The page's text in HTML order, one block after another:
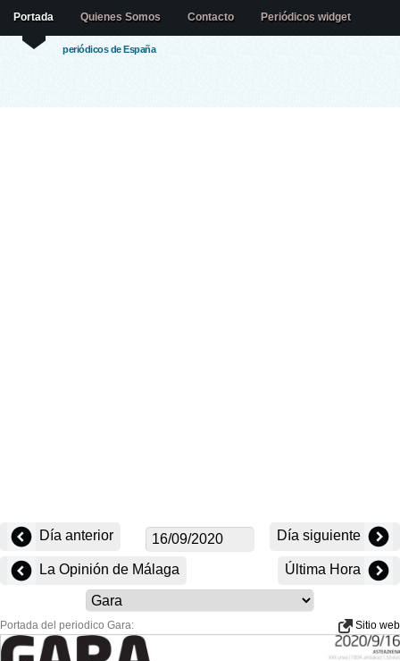
periódicos de España
Portada Quienes Somos Contacto Periódicos widget
Día anterior Día siguiente
La Opinión de Málaga Última Hora
Portada del periodico Gara: Sitio web